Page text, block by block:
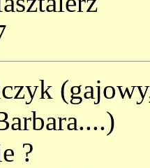
?